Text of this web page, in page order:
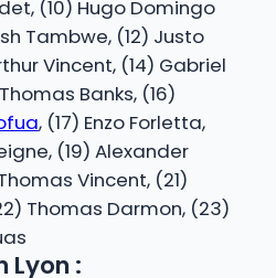
(10) Hugo Domingo
Tambwe, (12) Justo
Vincent, (14) Gabriel
Banks, (16)
, (17) Enzo Forletta,
(19) Alexander
Vincent, (21)
Thomas Darmon, (23)
Lyon :